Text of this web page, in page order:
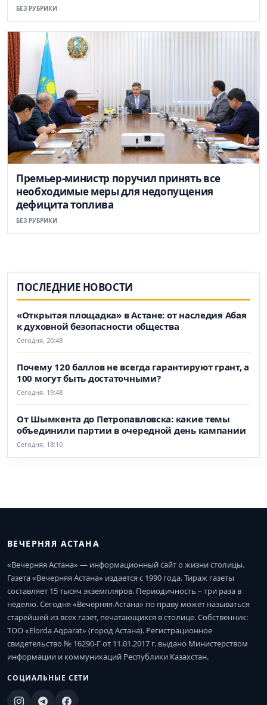
БЕЗ РУБРИКИ
Премьер-министр поручил принять все
необходимые меры для недопущения
дефицита топлива
БЕЗ РУБРИКИ
ПОСЛЕДНИЕ НОВОСТИ
«Открытая площадка» в Астане: от наследия Абая
к духовной безопасности общества
Сегодня, 20:48
Почему 120 баллов не всегда гарантируют грант, а
100 могут быть достаточными?
Сегодня, 19:48
От Шымкента до Петропавловска: какие темы
объединили партии в очередной день кампании
Сегодня, 18:10
ВЕЧЕРНЯЯ АСТАНА
«Вечерняя Астана» — информационный сайт о жизни столицы.
Газета «Вечерняя Астана» издается с 1990 года. Тираж газеты
составляет 15 тысяч экземпляров. Периодичность – три раза в
неделю. Сегодня «Вечерняя Астана» по праву может называться
старейшей из всех газет, печатающихся в столице. Собственник:
ТОО «Elorda Aqparat» (город Астана). Регистрационное
свидетельство № 16290-Г от 11.01.2017 г. выдано Министерством
информации и коммуникаций Республики Казахстан.
СОЦИАЛЬНЫЕ СЕТИ